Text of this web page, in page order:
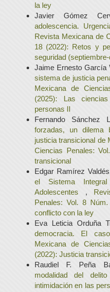
la ley
Javier Gómez
adolescencia.
Revista Mexicana de
18 (2022): Retos y
seguridad
Jaime Ernesto García
sistema de justicia
Mexicana de
(2025): Las
personas II
Fernando Sánchez
forzadas, un dilema
justicia transicional de
Ciencias Penales:
transicional
Edgar Ramírez
el Sistema
Adolescentes ,
Penales: Vol. 8
conflicto con la ley
Eva Leticia Orduña
democracia. El
Mexicana de
(2022): Justicia
Raudiel F. Peña
modalidad del
intimidación en las